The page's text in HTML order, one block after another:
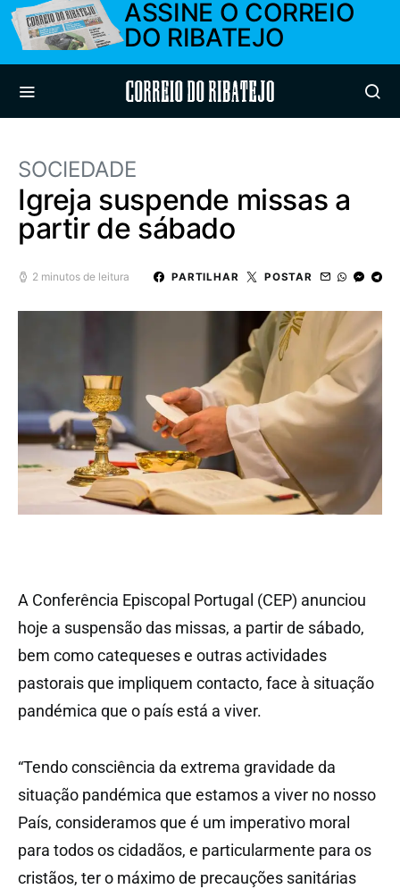
ASSINE O CORREIO
DO RIBATEJO
Correio do Ribatejo
SOCIEDADE
Igreja suspende missas a
partir de sábado
2 minutos de leitura PARTILHAR POSTAR
A Conferência Episcopal Portugal (CEP) anunciou
hoje a suspensão das missas, a partir de sábado,
bem como catequeses e outras actividades
pastorais que impliquem contacto, face à situação
pandémica que o país está a viver.
“Tendo consciência da extrema gravidade da
situação pandémica que estamos a viver no nosso
País, consideramos que é um imperativo moral
para todos os cidadãos, e particularmente para os
cristãos, ter o máximo de precauções sanitárias